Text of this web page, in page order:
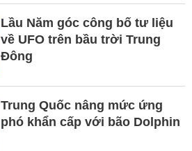
Lầu Năm góc công bố tư liệu
về UFO trên bầu trời Trung
Đông
Trung Quốc nâng mức ứng
phó khẩn cấp với bão Dolphin